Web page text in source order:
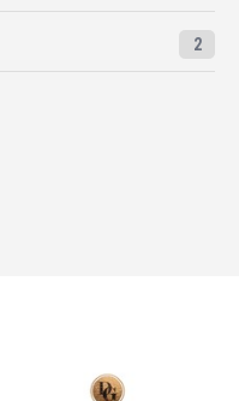
2